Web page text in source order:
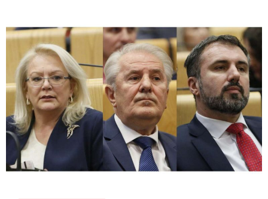
u iznosu od 6.000 KM i mentorsku podršku prilikom
pokretanja i tijekom razvoja biznisa u prvoj godini
poslovanja. Polaznici obuke i odabrani kandidati su
iskazali zahvalnost […]